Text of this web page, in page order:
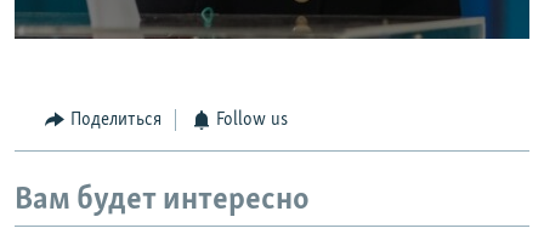
Поделиться Follow us
Вам будет интересно